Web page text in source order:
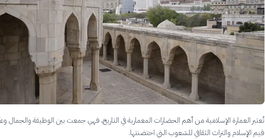
تُعتبر العمارة الإسلامية من أهم الحضارات المعمارية في التاريخ، فهي جمعت بين الوظيفة
قيم الإسلام والتراث الثقافي للشعوب التي احتضنتها.